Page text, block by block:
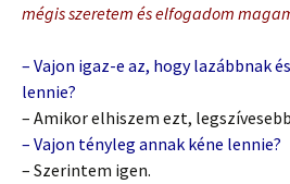
mégis szeretem és elfogadom
– Vajon igaz-e az, hogy lazábbnak
lennie?
– Amikor elhiszem ezt,
– Vajon tényleg annak kéne lennie?
– Szerintem igen.